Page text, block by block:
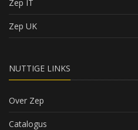
Zep IT
Zep UK
NUTTIGE LINKS
Over Zep
Catalogus